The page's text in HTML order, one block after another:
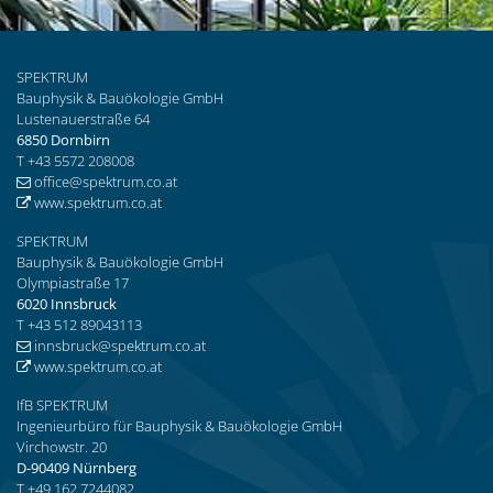
SPEKTRUM
Bauphysik & Bauökologie GmbH
Lustenauerstraße 64
6850 Dornbirn
T +43 5572 208008
office@spektrum.co.at
www.spektrum.co.at
SPEKTRUM
Bauphysik & Bauökologie GmbH
Olympiastraße 17
6020 Innsbruck
T +43 512 89043113
innsbruck@spektrum.co.at
www.spektrum.co.at
IfB SPEKTRUM
Ingenieurbüro für Bauphysik & Bauökologie GmbH
Virchowstr. 20
D-90409 Nürnberg
T +49 162 7244082